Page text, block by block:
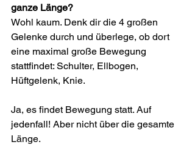
ganze Länge?
Wohl kaum. Denk dir die 4 großen
Gelenke durch und überlege, ob dort
eine maximal große Bewegung
stattfindet: Schulter, Ellbogen,
Hüftgelenk, Knie.
Ja, es findet Bewegung statt. Auf
jedenfall! Aber nicht über die gesamte
Länge.